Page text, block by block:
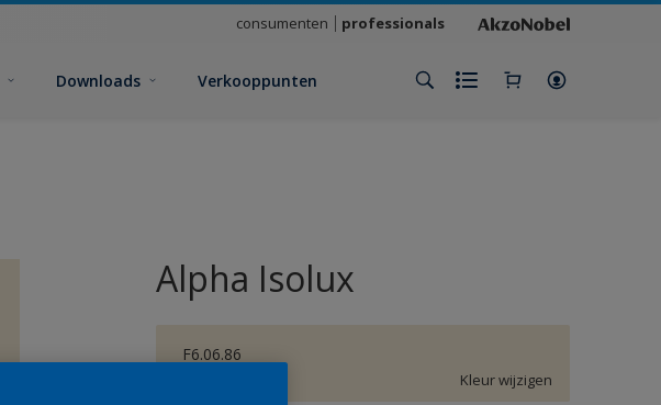
consumenten professionals
Downloads Verkooppunten
Alpha Isolux
F6.06.86
Kleur wijzigen